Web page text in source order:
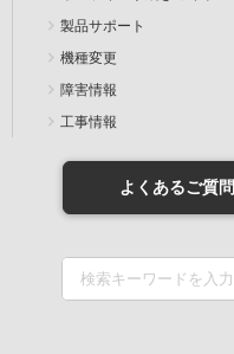
製品サポート
機種変更
障害情報
工事情報
よくあるご質問